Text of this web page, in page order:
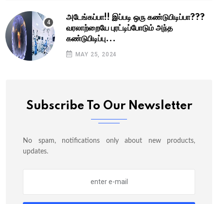
அடேங்கப்பா!! இப்படி ஒரு கண்டுபிடிப்பா???
வரலாற்றையே புரட்டிப்போடும் அந்த
கண்டுபிடிப்பு...
MAY 25, 2024
Subscribe To Our Newsletter
No spam, notifications only about new products,
updates.